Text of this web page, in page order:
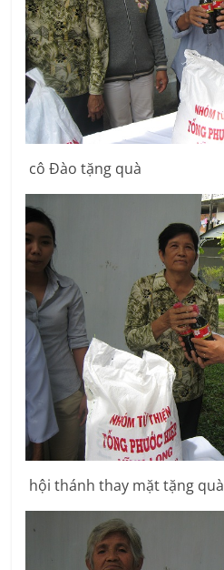
cô Đào tặng quà
hội thánh thay mặt tặng quà